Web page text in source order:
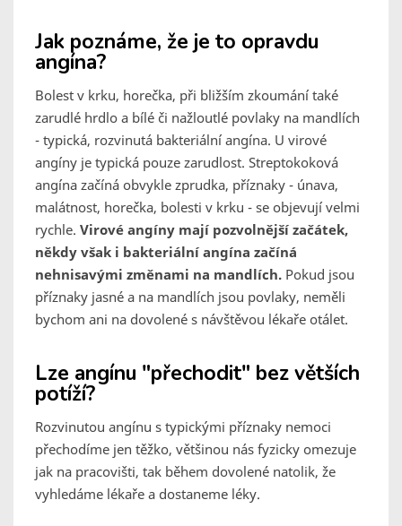
Jak poznáme, že je to opravdu
angína?
Bolest v krku, horečka, při bližším zkoumání také
zarudlé hrdlo a bílé či nažloutlé povlaky na mandlích
- typická, rozvinutá bakteriální angína. U virové
angíny je typická pouze zarudlost. Streptokoková
angína začíná obvykle zprudka, příznaky - únava,
malátnost, horečka, bolesti v krku - se objevují velmi
rychle. Virové angíny mají pozvolnější začátek,
někdy však i bakteriální angína začíná
nehnisavými změnami na mandlích. Pokud jsou
příznaky jasné a na mandlích jsou povlaky, neměli
bychom ani na dovolené s návštěvou lékaře otálet.
Lze angínu "přechodit" bez větších
potíží?
Rozvinutou angínu s typickými příznaky nemoci
přechodíme jen těžko, většinou nás fyzicky omezuje
jak na pracovišti, tak během dovolené natolik, že
vyhledáme lékaře a dostaneme léky.